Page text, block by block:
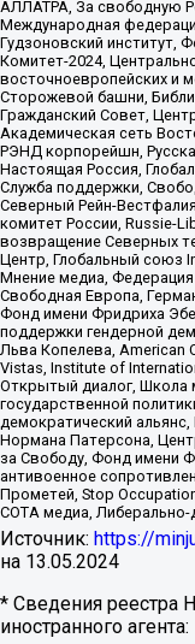
АЛЛАТРА, За свободную
Международная
Гудзоновский институт,
Комитет-2024,
восточноевропейских и
Сторожевой башни,
Гражданский Совет,
Академическая сеть
РЭНД корпорейшн,
Настоящая Россия,
Служба поддержки,
Северный Рейн-
комитет России, Russie-
возвращение Северных
Центр, Глобальный союз
Мнение медиа, Федерация
Свободная Европа,
Фонд имени Фридриха
поддержки гендерной
Льва Копелева, American
Vistas, Institute of
Открытый диалог, Школа
государственной
демократический
Нормана Патерсона,
за Свободу, Фонд имени
антивоенное
Прометей, Stop
СОТА медиа, Либерально-
Источник: https://
на 13.05.2024
* Сведения
иностранного агента: